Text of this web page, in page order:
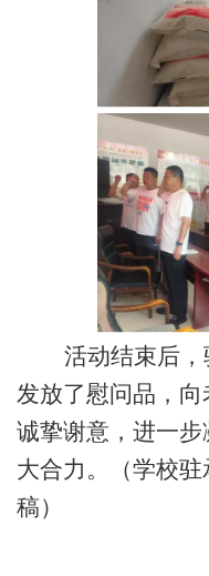
活动结束后
发放了慰问品， 向
诚挚谢意 ， 进一步
大合力。
（学校
稿）